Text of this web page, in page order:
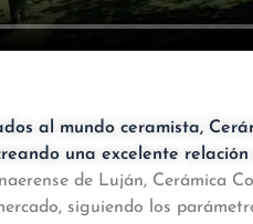
al mundo ceramista,
una excelente
de Luján, Cerámica
siguiendo los